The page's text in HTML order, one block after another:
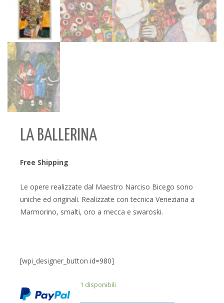
LA BALLERINA
Free Shipping
Le opere realizzate dal Maestro Narciso Bicego sono
uniche ed originali. Realizzate con tecnica Veneziana a
Marmorino, smalti, oro a mecca e swaroski.
[wpi_designer_button id=980]
1 disponibili